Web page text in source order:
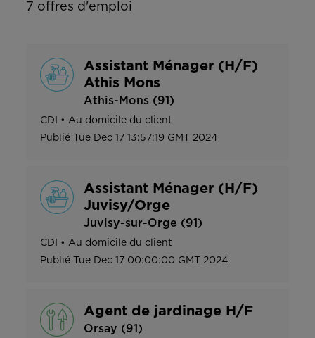
7 offres d'emploi
Assistant Ménager (H/F)
Athis Mons
Athis-Mons (91)
CDI • Au domicile du client
Publié
Tue Dec 17 13:57:19 GMT 2024
Assistant Ménager (H/F)
Juvisy/Orge
Juvisy-sur-Orge (91)
CDI • Au domicile du client
Publié
Tue Dec 17 00:00:00 GMT 2024
Agent de jardinage H/F
Orsay (91)